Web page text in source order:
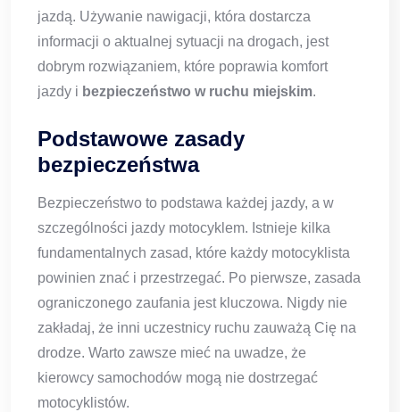
jazdą. Używanie nawigacji, która dostarcza
informacji o aktualnej sytuacji na drogach, jest
dobrym rozwiązaniem, które poprawia komfort
jazdy i bezpieczeństwo w ruchu miejskim.
Podstawowe zasady
bezpieczeństwa
Bezpieczeństwo to podstawa każdej jazdy, a w
szczególności jazdy motocyklem. Istnieje kilka
fundamentalnych zasad, które każdy motocyklista
powinien znać i przestrzegać. Po pierwsze, zasada
ograniczonego zaufania jest kluczowa. Nigdy nie
zakładaj, że inni uczestnicy ruchu zauważą Cię na
drodze. Warto zawsze mieć na uwadze, że
kierowcy samochodów mogą nie dostrzegać
motocyklistów.